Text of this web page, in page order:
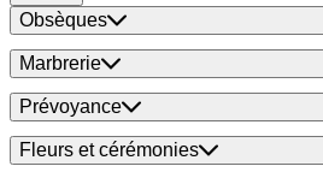
Obsèques
Marbrerie
Prévoyance
Fleurs et cérémonies